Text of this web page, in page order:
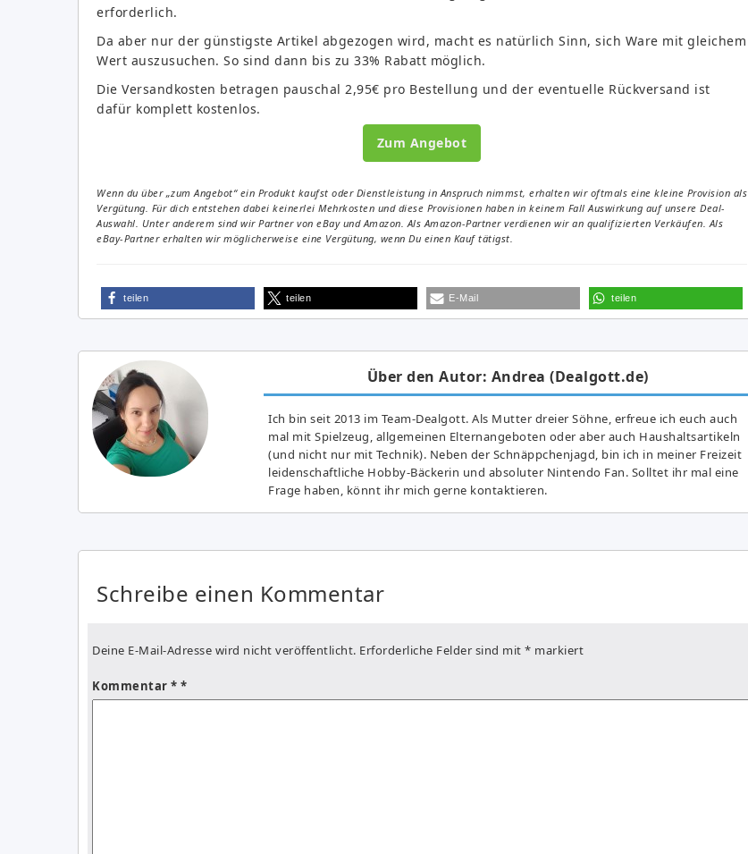
erforderlich.
Da aber nur der günstigste Artikel abgezogen wird, macht es natürlich Sinn, sich Ware mit gleichem
Wert auszusuchen. So sind dann bis zu 33% Rabatt möglich.
Die Versandkosten betragen pauschal 2,95€ pro Bestellung und der eventuelle Rückversand ist
dafür komplett kostenlos.
Zum Angebot
Wenn du über „zum Angebot“ ein Produkt kaufst oder Dienstleistung in Anspruch nimmst, erhalten wir oftmals eine kleine Provision als
Vergütung. Für dich entstehen dabei keinerlei Mehrkosten und diese Provisionen haben in keinem Fall Auswirkung auf unsere Deal-
Auswahl. Unter anderem sind wir Partner von eBay und Amazon. Als Amazon-Partner verdienen wir an qualifizierten Verkäufen. Als
eBay-Partner erhalten wir möglicherweise eine Vergütung, wenn Du einen Kauf tätigst.
teilen teilen E-Mail teilen
Über den Autor: Andrea (Dealgott.de)
Ich bin seit 2013 im Team-Dealgott. Als Mutter dreier Söhne, erfreue ich euch auch
mal mit Spielzeug, allgemeinen Elternangeboten oder aber auch Haushaltsartikeln
(und nicht nur mit Technik). Neben der Schnäppchenjagd, bin ich in meiner Freizeit
leidenschaftliche Hobby-Bäckerin und absoluter Nintendo Fan. Solltet ihr mal eine
Frage haben, könnt ihr mich gerne kontaktieren.
Schreibe einen Kommentar
Deine E-Mail-Adresse wird nicht veröffentlicht. Erforderliche Felder sind mit * markiert
Kommentar *